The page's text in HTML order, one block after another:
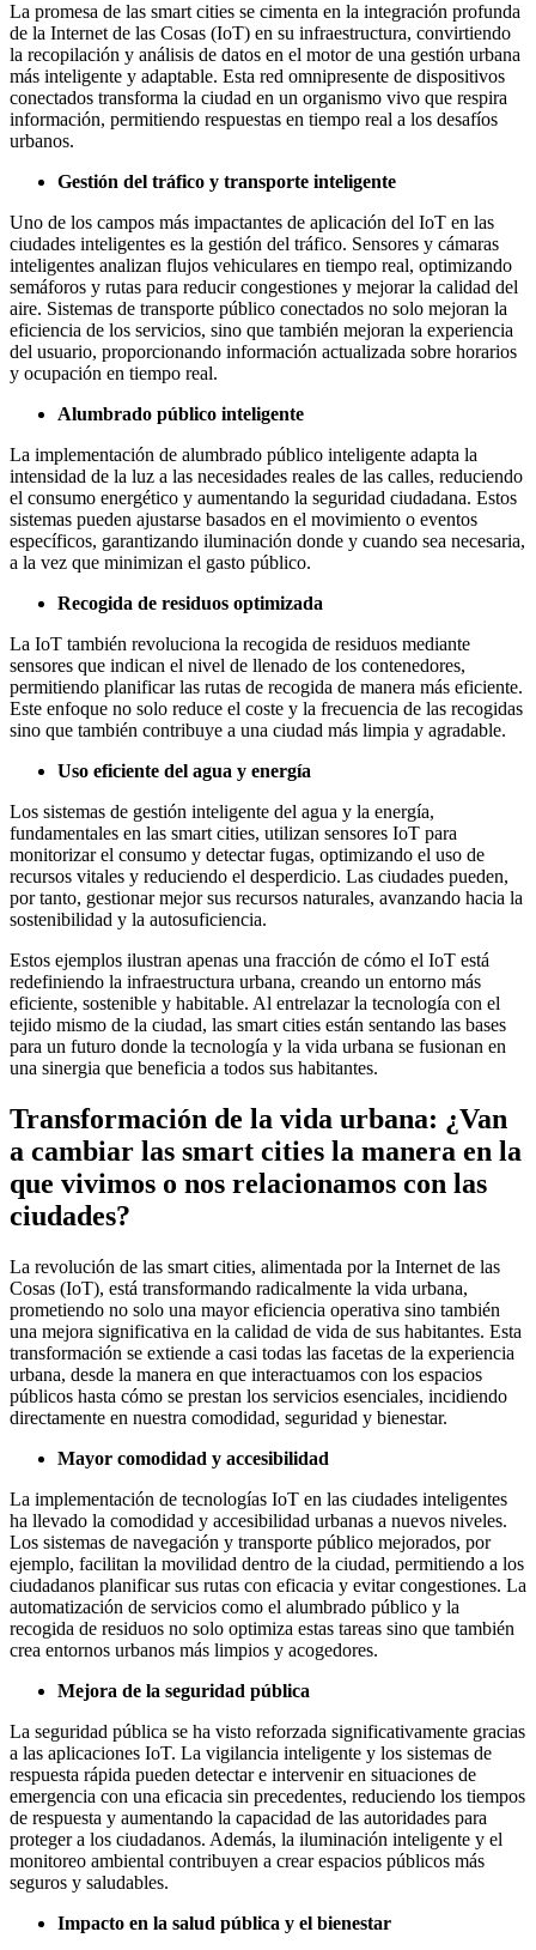
La promesa de las smart cities se cimenta en la integración profunda
de la Internet de las Cosas (IoT) en su infraestructura, convirtiendo
la recopilación y análisis de datos en el motor de una gestión urbana
más inteligente y adaptable. Esta red omnipresente de dispositivos
conectados transforma la ciudad en un organismo vivo que respira
información, permitiendo respuestas en tiempo real a los desafíos
urbanos.
Gestión del tráfico y transporte inteligente
Uno de los campos más impactantes de aplicación del IoT en las
ciudades inteligentes es la gestión del tráfico. Sensores y cámaras
inteligentes analizan flujos vehiculares en tiempo real, optimizando
semáforos y rutas para reducir congestiones y mejorar la calidad del
aire. Sistemas de transporte público conectados no solo mejoran la
eficiencia de los servicios, sino que también mejoran la experiencia
del usuario, proporcionando información actualizada sobre horarios
y ocupación en tiempo real.
Alumbrado público inteligente
La implementación de alumbrado público inteligente adapta la
intensidad de la luz a las necesidades reales de las calles, reduciendo
el consumo energético y aumentando la seguridad ciudadana. Estos
sistemas pueden ajustarse basados en el movimiento o eventos
específicos, garantizando iluminación donde y cuando sea necesaria,
a la vez que minimizan el gasto público.
Recogida de residuos optimizada
La IoT también revoluciona la recogida de residuos mediante
sensores que indican el nivel de llenado de los contenedores,
permitiendo planificar las rutas de recogida de manera más eficiente.
Este enfoque no solo reduce el coste y la frecuencia de las recogidas
sino que también contribuye a una ciudad más limpia y agradable.
Uso eficiente del agua y energía
Los sistemas de gestión inteligente del agua y la energía,
fundamentales en las smart cities, utilizan sensores IoT para
monitorizar el consumo y detectar fugas, optimizando el uso de
recursos vitales y reduciendo el desperdicio. Las ciudades pueden,
por tanto, gestionar mejor sus recursos naturales, avanzando hacia la
sostenibilidad y la autosuficiencia.
Estos ejemplos ilustran apenas una fracción de cómo el IoT está
redefiniendo la infraestructura urbana, creando un entorno más
eficiente, sostenible y habitable. Al entrelazar la tecnología con el
tejido mismo de la ciudad, las smart cities están sentando las bases
para un futuro donde la tecnología y la vida urbana se fusionan en
una sinergia que beneficia a todos sus habitantes.
Transformación de la vida urbana: ¿Van
a cambiar las smart cities la manera en la
que vivimos o nos relacionamos con las
ciudades?
La revolución de las smart cities, alimentada por la Internet de las
Cosas (IoT), está transformando radicalmente la vida urbana,
prometiendo no solo una mayor eficiencia operativa sino también
una mejora significativa en la calidad de vida de sus habitantes. Esta
transformación se extiende a casi todas las facetas de la experiencia
urbana, desde la manera en que interactuamos con los espacios
públicos hasta cómo se prestan los servicios esenciales, incidiendo
directamente en nuestra comodidad, seguridad y bienestar.
Mayor comodidad y accesibilidad
La implementación de tecnologías IoT en las ciudades inteligentes
ha llevado la comodidad y accesibilidad urbanas a nuevos niveles.
Los sistemas de navegación y transporte público mejorados, por
ejemplo, facilitan la movilidad dentro de la ciudad, permitiendo a los
ciudadanos planificar sus rutas con eficacia y evitar congestiones. La
automatización de servicios como el alumbrado público y la
recogida de residuos no solo optimiza estas tareas sino que también
crea entornos urbanos más limpios y acogedores.
Mejora de la seguridad pública
La seguridad pública se ha visto reforzada significativamente gracias
a las aplicaciones IoT. La vigilancia inteligente y los sistemas de
respuesta rápida pueden detectar e intervenir en situaciones de
emergencia con una eficacia sin precedentes, reduciendo los tiempos
de respuesta y aumentando la capacidad de las autoridades para
proteger a los ciudadanos. Además, la iluminación inteligente y el
monitoreo ambiental contribuyen a crear espacios públicos más
seguros y saludables.
Impacto en la salud pública y el bienestar